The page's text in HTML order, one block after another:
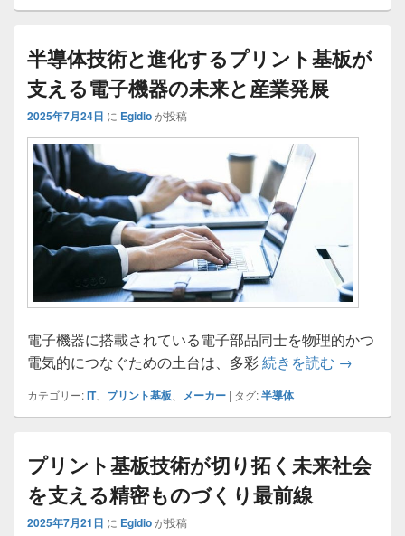
半導体技術と進化するプリント基板が
支える電子機器の未来と産業発展
2025年7月24日 に Egidioが投稿
電子機器に搭載されている電子部品同士を物理的かつ
電気的につなぐための土台は、多彩続きを読む 半導体技
→
カテゴリー:IT、 プリント基板 メーカー | タグ:半導体
プリント基板技術が切り拓く未来社会
を支える精密ものづくり最前線
2025年7月21日 に Egidioが投稿